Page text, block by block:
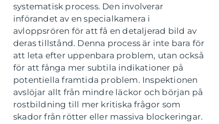
systematisk process. Den involverar
införandet av en specialkamera i
avloppsrören för att få en detaljerad bild av
deras tillstånd. Denna process är inte bara för
att leta efter uppenbara problem, utan också
för att fånga mer subtila indikationer på
potentiella framtida problem. Inspektionen
avslöjar allt från mindre läckor och början på
rostbildning till mer kritiska frågor som
skador från rötter eller massiva blockeringar.